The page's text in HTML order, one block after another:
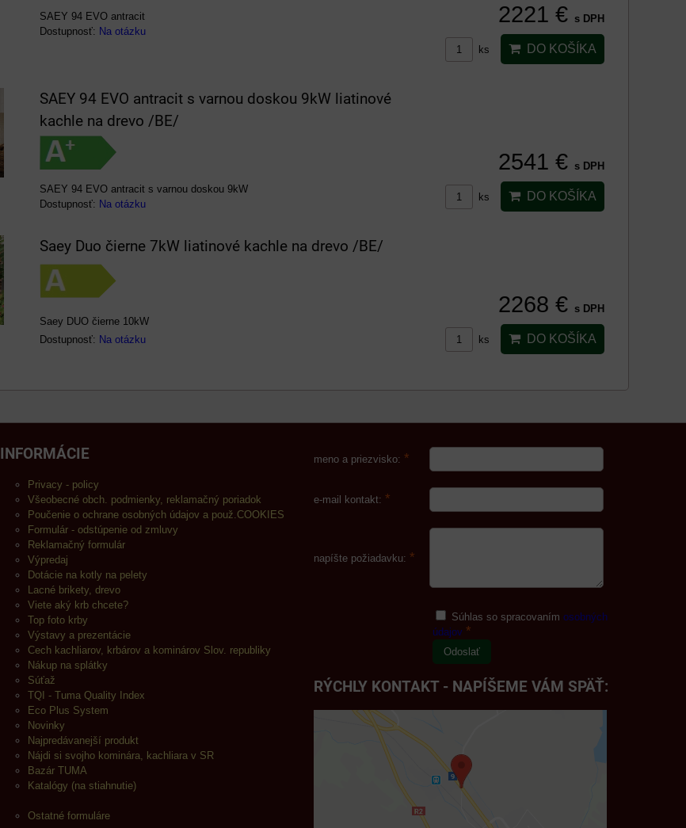
SAEY 94 EVO antracit
Dostupnosť: Na otázku
2221 € s DPH
ks DO KOŠÍKA
SAEY 94 EVO antracit s varnou doskou 9kW liatinové
kachle na drevo /BE/
SAEY 94 EVO antracit s varnou doskou 9kW
Dostupnosť: Na otázku
2541 € s DPH
ks DO KOŠÍKA
Saey Duo čierne 7kW liatinové kachle na drevo /BE/
Saey DUO čierne 10kW
Dostupnosť: Na otázku
2268 € s DPH
ks DO KOŠÍKA
INFORMÁCIE
Privacy - policy
Všeobecné obch. podmienky, reklamačný poriadok
Poučenie o ochrane osobných údajov a použ.COOKIES
Formulár - odstúpenie od zmluvy
Reklamačný formulár
Výpredaj
Dotácie na kotly na pelety
Lacné brikety, drevo
Viete aký krb chcete?
Top foto krby
Výstavy a prezentácie
Cech kachliarov, krbárov a kominárov Slov. republiky
Nákup na splátky
Súťaž
TQI - Tuma Quality Index
Eco Plus System
Novinky
Najpredávanejší produkt
Nájdi si svojho kominára, kachliara v SR
Bazár TUMA
Katalógy (na stiahnutie)
Ostatné formuláre
meno a priezvisko: *
e-mail kontakt: *
napíšte požiadavku: *
Súhlas so spracovanímosobných
údajov *
Odoslať
RÝCHLY KONTAKT - NAPÍŠEME VÁM SPÄŤ: